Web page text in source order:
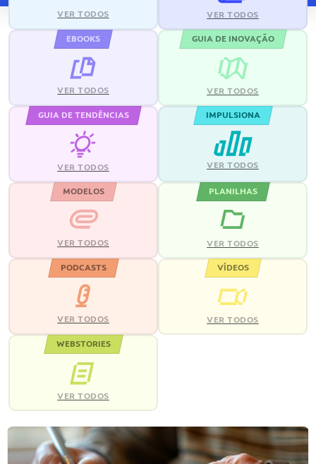
VER TODOS VER TODOS
EBOOKS
VER TODOS
GUIA DE INOVAÇÃO
VER TODOS
GUIA DE TENDÊNCIAS
VER TODOS
IMPULSIONA
VER TODOS
MODELOS
VER TODOS
PLANILHAS
VER TODOS
PODCASTS
VER TODOS
VÍDEOS
VER TODOS
WEBSTORIES
VER TODOS